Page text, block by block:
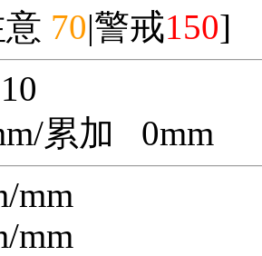
70|警戒150]
累加 0mm
mm
mm